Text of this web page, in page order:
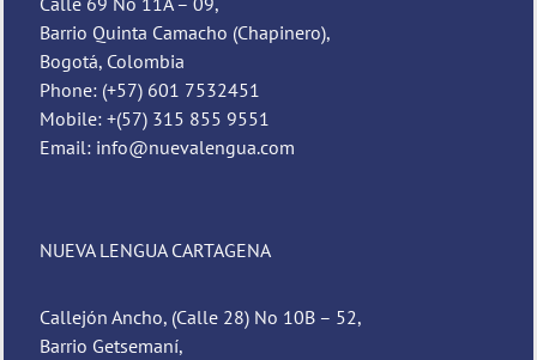
Barrio Quinta Camacho (Chapinero),
Bogotá, Colombia
Phone: (+57) 601 7532451
Mobile: +(57) 315 855 9551
Email: info@nuevalengua.com
NUEVA LENGUA CARTAGENA
Callejón Ancho, (Calle 28) No 10B – 52,
Barrio Getsemaní,